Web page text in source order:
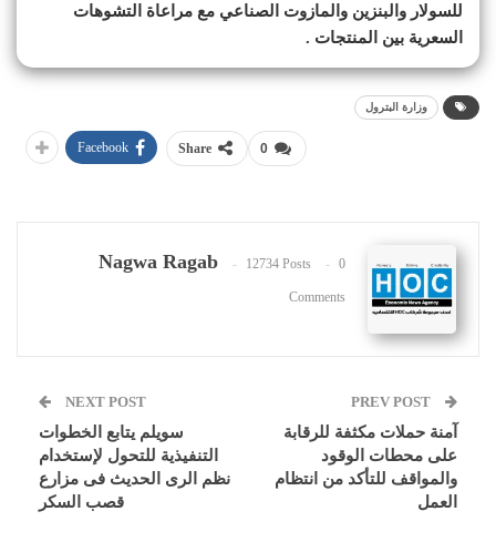
للسولار والبنزين والمازوت الصناعي مع مراعاة التشوهات
السعرية بين المنتجات .
وزارة البترول
0
Share
Facebook
Nagwa Ragab 12734 Posts 0
Comments
آمنة حملات مكثفة للرقابة
على محطات الوقود
والمواقف للتأكد من انتظام
العمل
NEXT POST
سويلم يتابع الخطوات
التنفيذية للتحول لإستخدام
نظم الرى الحديث فى مزارع
قصب السكر